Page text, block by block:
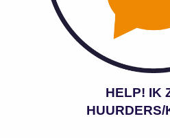
HELP! IK
HUURDERS/